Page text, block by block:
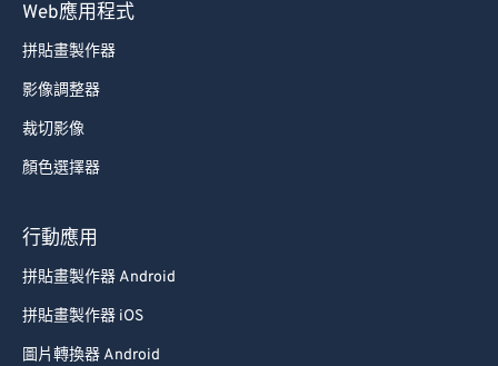
Web應用程式
拼貼畫製作器
影像調整器
裁切影像
顏色選擇器
行動應用
拼貼畫製作器 Android
拼貼畫製作器 iOS
圖片轉換器 Android